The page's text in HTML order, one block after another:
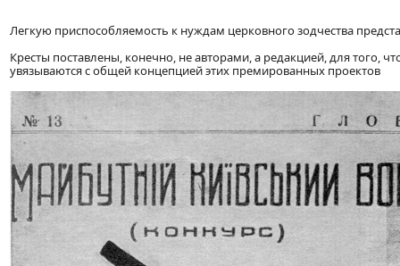
Легкую приспособляемость к нуждам церковного зодчества
Кресты поставлены, конечно, не авторами, а редакцией, для того,
увязываются с общей концепцией этих премированных проектов